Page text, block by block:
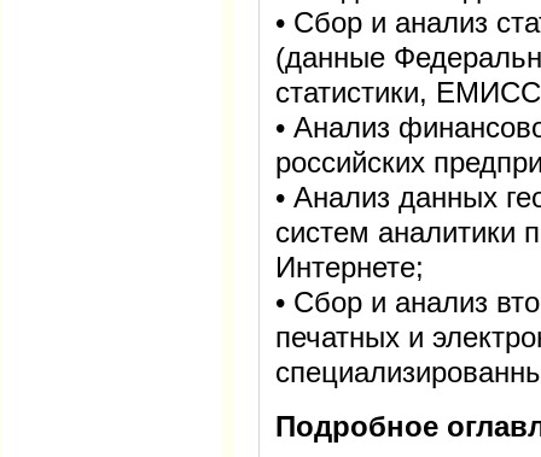
• Сбор и анализ
(данные
статистики,
• Анализ
российских
• Анализ данных
систем аналитики
Интернете;
• Сбор и анализ
печатных и
Подробное